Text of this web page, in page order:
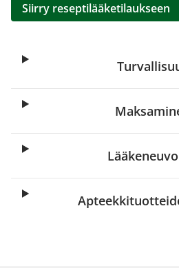
Siirry reseptilääketilaukseen